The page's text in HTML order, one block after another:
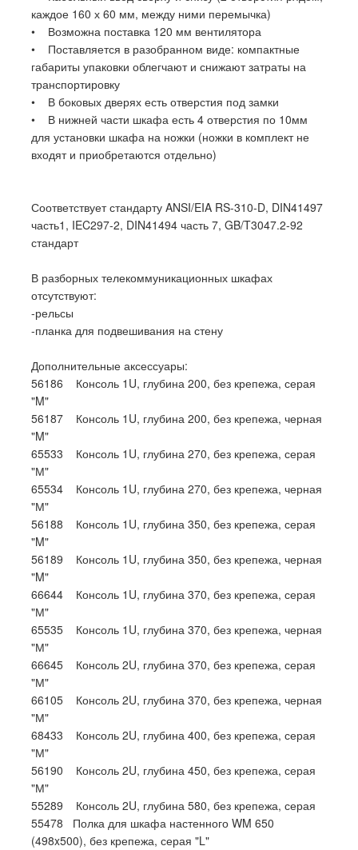
каждое 160 х 60 мм, между ними перемычка)
• Возможна поставка 120 мм вентилятора
• Поставляется в разобранном виде: компактные
габариты упаковки облегчают и снижают затраты на
транспортировку
• В боковых дверях есть отверстия под замки
• В нижней части шкафа есть 4 отверстия по 10мм
для установки шкафа на ножки (ножки в комплект не
входят и приобретаются отдельно)
Соответствует стандарту ANSI/EIA RS-310-D, DIN41497
часть1, IEC297-2, DIN41494 часть 7, GB/T3047.2-92
стандарт
В разборных телекоммуникационных шкафах
отсутствуют:
-рельсы
-планка для подвешивания на стену
Дополнительные аксессуары:
56186 Консоль 1U, глубина 200, без крепежа, серая
"M"
56187 Консоль 1U, глубина 200, без крепежа, черная
"M"
65533 Консоль 1U, глубина 270, без крепежа, серая
"М"
65534 Консоль 1U, глубина 270, без крепежа, черная
"М"
56188 Консоль 1U, глубина 350, без крепежа, серая
"M"
56189 Консоль 1U, глубина 350, без крепежа, черная
"M"
66644 Консоль 1U, глубина 370, без крепежа, серая
"М"
65535 Консоль 1U, глубина 370, без крепежа, черная
"М"
66645 Консоль 2U, глубина 370, без крепежа, серая
"М"
66105 Консоль 2U, глубина 370, без крепежа, черная
"М"
68433 Консоль 2U, глубина 400, без крепежа, серая
"М"
56190 Консоль 2U, глубина 450, без крепежа, серая
"М"
55289 Консоль 2U, глубина 580, без крепежа, серая
55478 Полка для шкафа настенного WM 650
(498x500), без крепежа, серая "L"